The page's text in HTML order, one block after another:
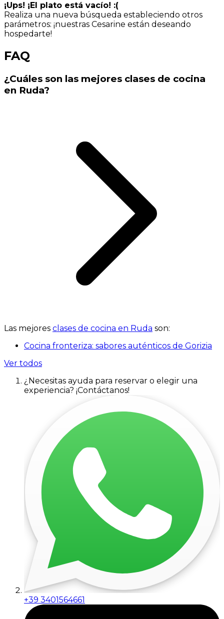
¡Ups! ¡El plato está vacío! :(
Realiza una nueva búsqueda estableciendo otros
parámetros: ¡nuestras Cesarine están deseando
hospedarte!
FAQ
¿Cuáles son las mejores clases de cocina
en Ruda?
Las mejores clases de cocina en Ruda son:
Cocina fronteriza: sabores auténticos de Gorizia
Ver todos
¿Necesitas ayuda para reservar o elegir una
experiencia? ¡Contáctanos!
+39 3401564661